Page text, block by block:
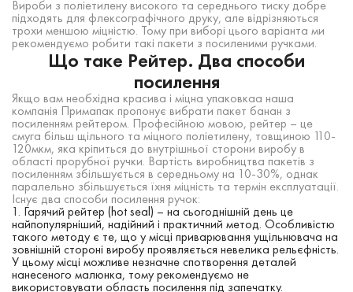
Вироби з поліетилену високого та середнього тиску добре
підходять для флексографічного друку, але відрізняються
трохи меншою міцністю. Тому при виборі цього варіанта ми
рекомендуємо робити такі пакети з посиленими ручками.
Що таке Рейтер. Два способи
посилення
Якщо вам необхідна красива і міцна упаковкаа наша
компанія Примапак пропонує вибрати пакет банан з
посиленням рейтером. Професійною мовою, рейтер – це
смуга більш щільного та міцного поліетилену, товщиною 110-
120мкм, яка кріпиться до внутрішньої сторони виробу в
області прорубної ручки. Вартість виробництва пакетів з
посиленням збільшується в середньому на 10-30%, однак
паралельно збільшується їхня міцність та термін експлуатації.
Існує два способи посилення ручок:
Гарячий рейтер (hot seal) – на сьогоднішній день це
найпопулярніший, надійний і практичний метод. Особливістю
такого методу є те, що у місці приварювання ущільнювача на
зовнішній стороні виробу проявляється невелика рельєфність.
У цьому місці можливе незначне спотворення деталей
нанесеного малюнка, тому рекомендуємо не
використовувати область посилення під запечатку.